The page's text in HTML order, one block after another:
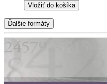
Vložiť do košíka
Ďalšie formáty